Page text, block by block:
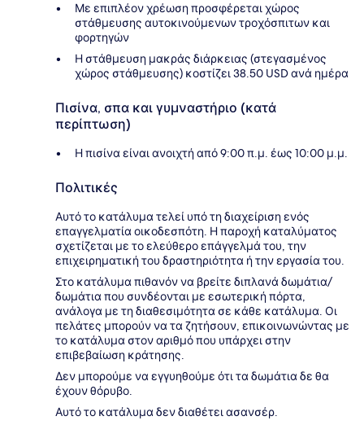
Με επιπλέον χρέωση προσφέρεται χώρος
στάθμευσης αυτοκινούμενων τροχόσπιτων και
φορτηγών
Η στάθμευση μακράς διάρκειας (στεγασμένος
χώρος στάθμευσης) κοστίζει 38.50 USD ανά ημέρα
Πισίνα, σπα και γυμναστήριο (κατά
περίπτωση)
Η πισίνα είναι ανοιχτή από 9:00 π.μ. έως 10:00 μ.μ.
Πολιτικές
Αυτό το κατάλυμα τελεί υπό τη διαχείριση ενός
επαγγελματία οικοδεσπότη. Η παροχή καταλύματος
σχετίζεται με το ελεύθερο επάγγελμά του, την
επιχειρηματική του δραστηριότητα ή την εργασία του.
Στο κατάλυμα πιθανόν να βρείτε διπλανά δωμάτια/
δωμάτια που συνδέονται με εσωτερική πόρτα,
ανάλογα με τη διαθεσιμότητα σε κάθε κατάλυμα. Οι
πελάτες μπορούν να τα ζητήσουν, επικοινωνώντας με
το κατάλυμα στον αριθμό που υπάρχει στην
επιβεβαίωση κράτησης.
Δεν μπορούμε να εγγυηθούμε ότι τα δωμάτια δε θα
έχουν θόρυβο.
Αυτό το κατάλυμα δεν διαθέτει ασανσέρ.